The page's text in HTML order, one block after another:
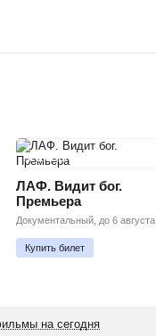
ПРЕМЬЕРА
ЛАФ. Видит бог.
Премьера
Документальный, до 6 августа
Купить билет
на сегодня